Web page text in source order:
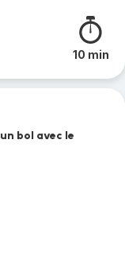
10 min
bol avec le